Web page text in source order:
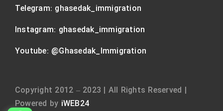
Telegram: ghasedak_immigration
Instagram: ghasedak_immigration
Youtube: @Ghasedak_Immigration
Copyright 2012 – 2023 | All Rights Reserved |
Powered by iWEB24